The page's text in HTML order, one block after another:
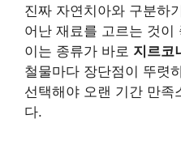
진짜 자연치아와 구분하
어난 재료를 고르는 것
이는 종류가 바로 지르코
철물마다 장단점이 뚜렷
선택해야 오랜 기간 만족
다.